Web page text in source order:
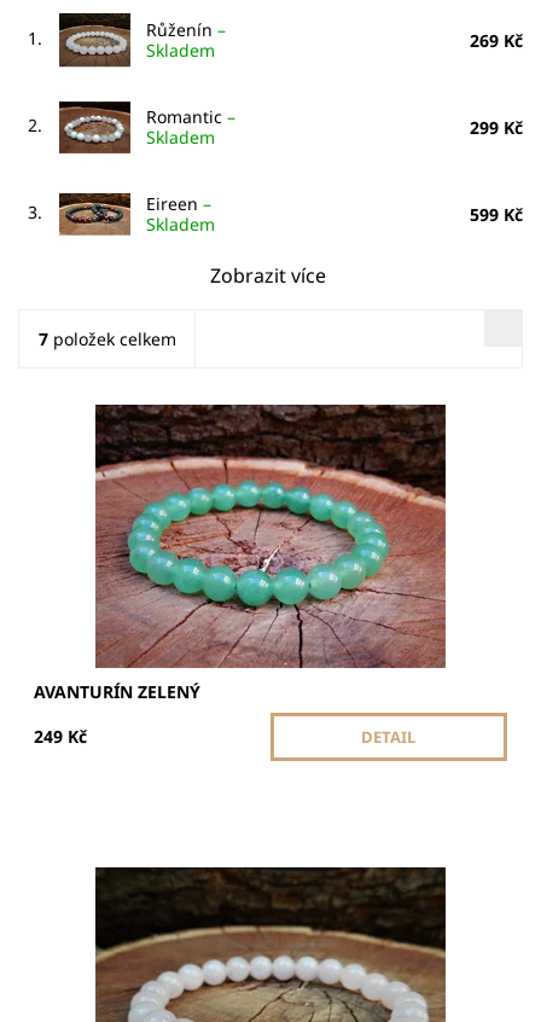
1. Růženín –
Skladem
269 Kč
2. Romantic –
Skladem
299 Kč
3. Eireen –
Skladem
599 Kč
Zobrazit více
7 položek celkem
Avanturín zelený je ideální pro zklidnění mysli a posílení
imunity. Podporuje harmonii, pozitivní energii a příznivou
změnu v životě.
Dostupnost:
Skladem
AVANTURÍN ZELENÝ
249 Kč
DETAIL
Růženín symbolizuje lásku, něhu a harmonii. Otevírá
srdce, posiluje vztahy a přináší klid i sebeúctu. Ideální
pro vnitřní rovnováhu.
Dostupnost:
Skladem